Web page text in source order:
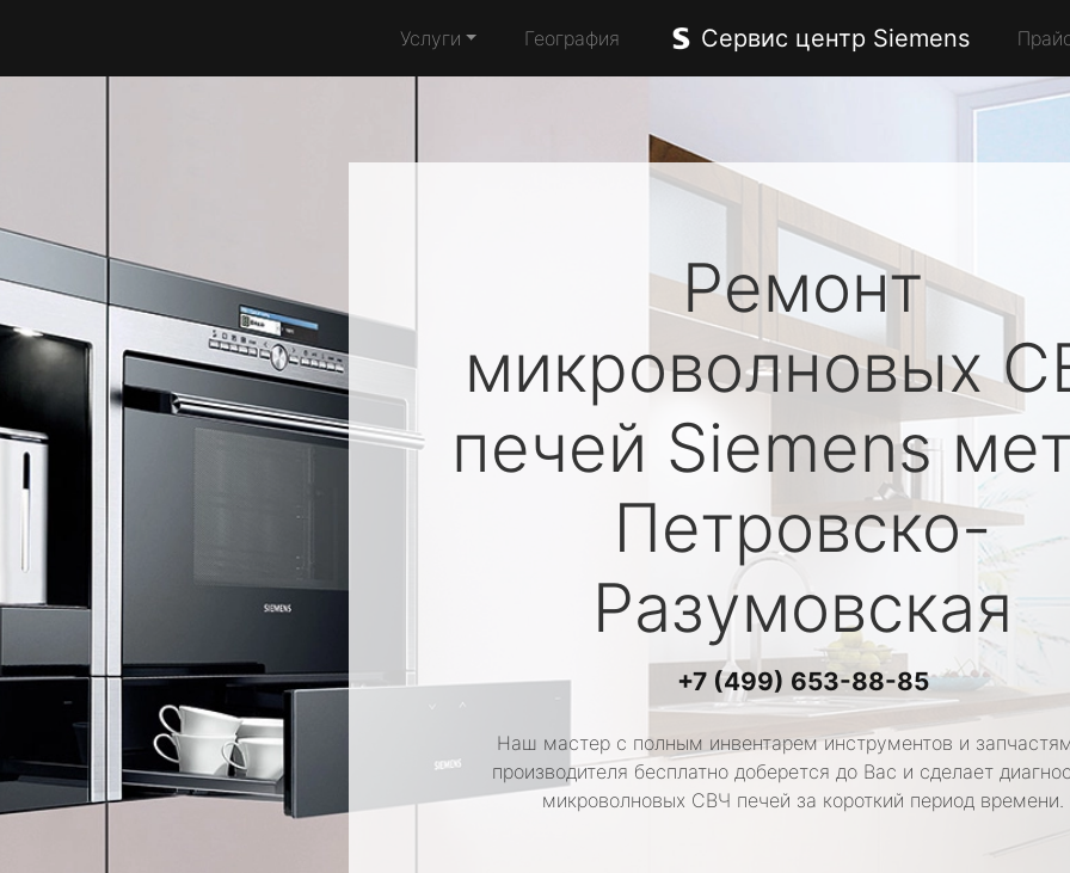
Услуги География Сервис центр Siemens
Ремонт
микроволновых
печей Siemens
Петровско-
Разумовская
+7 (499) 653-88-85
Наш мастер с полным инвентарем инструментов и
производителя бесплатно доберется до Вас и сделает
микроволновых СВЧ печей за короткий период времени.